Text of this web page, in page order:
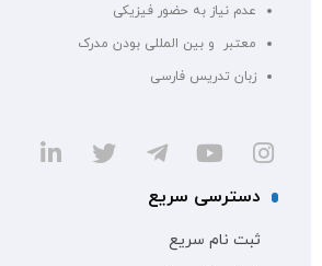
عدم نیاز به حضور فیزیکی
معتبر و بین المللی بودن مدرک
زبان تدریس فارسی
دسترسی سریع
ثبت نام سریع